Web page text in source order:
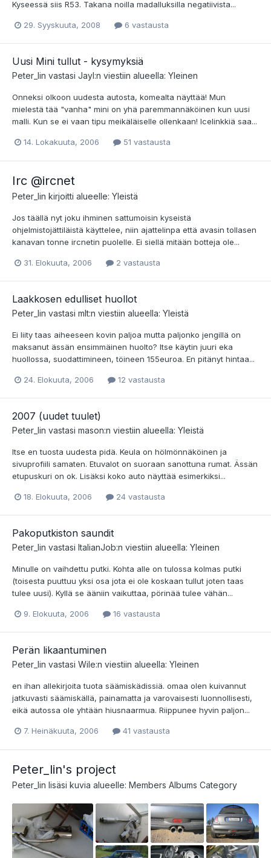
Kyseessä siis R53. Takana noilla madalluksilla negatiivista...
29. Syyskuuta, 2008 6 vastausta
Uusi Mini tullut - kysymyksiä
Peter_lin vastasi Jayl:n viestiin alueella: Yleinen
Onneksi olkoon uudesta autosta, komealta näyttää! Mun
mielestä tää "vanha" mini on yhä paremmannäköinen kun uusi
malli. Kun se ei vaan tipu meikäläiselle ollenkaan! Icelinkkiä saa...
14. Lokakuuta, 2006 51 vastausta
Irc @ircnet
Peter_lin kirjoitti alueelle: Yleistä
Jos täällä nyt joku ihminen sattumoisin kyseistä
ohjelmistojättiläistä käyttelee, niin ajattelinpa että avasin tollasen
kanavan tonne ircnetin puolelle. Ei siellä mitään botteja ole...
31. Elokuuta, 2006 2 vastausta
Laakkosen edulliset huollot
Peter_lin vastasi mlt:n viestiin alueella: Yleistä
Ei liity taas aiheeseen kovin paljoa mutta paljonko jengillä on
maksanut ässän ensimmäinen huolto? Itse käytin juuri eka
huollossa, suodattimineen, töineen 155euroa. En pitänyt hintaa...
24. Elokuuta, 2006 12 vastausta
2007 (uudet tuulet)
Peter_lin vastasi mason:n viestiin alueella: Yleistä
Itse en tuosta uudesta pidä. Keula on hölmönnäköinen ja
sivuprofiili samaten. Etuvalot on suoraan sanottuna rumat. Ässän
etupuskuri on ok. Lisäksi koko auto näyttää esimerkiksi...
18. Elokuuta, 2006 24 vastausta
Pakoputkiston saundit
Peter_lin vastasi ItalianJob:n viestiin alueella: Yleinen
Minulle on vaihdettu putki. Kohta alle on tulossa kolmas putki
(toisesta puuttuu yksi osa jota ei ole koskaan tullut joten taas
tulee uusi). Kyllä se ääniin vaikuttaa, pörinää tulee vähän...
9. Elokuuta, 2006 16 vastausta
Perän likaantuminen
Peter_lin vastasi Wile:n viestiin alueella: Yleinen
en ihan allekirjoita tuota säämiskädissiä. omaa olen kuivannut
jatkuvasti säämiskällä, painamatta ja varovaisesti luonnollisesti,
eikä autossa ole yhtään hiusnaarmua. Riippunee hyvin paljon...
7. Heinäkuuta, 2006 41 vastausta
Peter_lin's project
Peter_lin lisäsi kuvia alueelle: Members Albums Category